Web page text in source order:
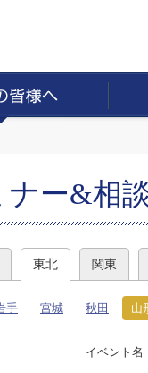
ナー&相
東北 関東
手 宮城 秋田 山
イベント名